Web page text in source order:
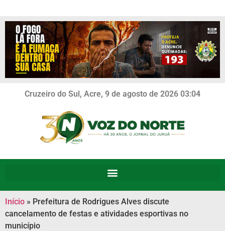
Cruzeiro do Sul, Acre, 9 de agosto de 2026 03:04
Início » Prefeitura de Rodrigues Alves discute
cancelamento de festas e atividades esportivas no
município